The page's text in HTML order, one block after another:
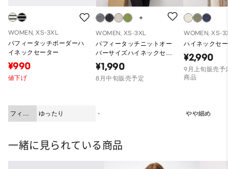
WOMEN, XS-3XL
パフィータッチボーダーハ
イネックセーター
¥990
値下げ
フィッ
ト
ゆったり
WOMEN, XS-3XL
パフィータッチニットオー
バーサイズハイネックセー
ターCL
¥1,990
8月中旬販売予定
-
WOMEN, XS-
ハイネックセ
¥2,990
9月上旬販売予
商品
やや細め
一緒に見られている商品